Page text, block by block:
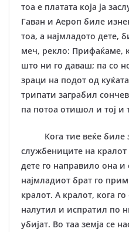
тоа е платата која ја
Гаван и Аероп биле
тоа, а најмладото дете,
меч, рекло: Прифаќаме,
што ни го даваш; па со
зраци на подот од
трипати заграбил
па потоа отишол и тој и
Кога тие веќе биле
службениците на
дете го направило она и
најмладиот брат го
кралот. А кралот, кога
налутил и испратил по
убијат. Во таа земја се